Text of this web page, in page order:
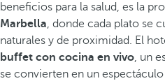
beneficios para la salud, es la
Marbella, donde cada plato se
naturales y de proximidad. El
buffet con cocina en vivo, un
se convierten en un